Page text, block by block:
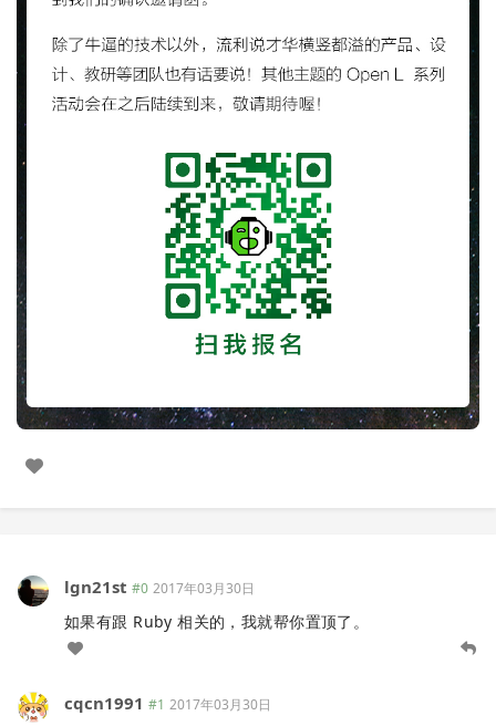
lgn21st #0 2017年03月30日
如果有跟 Ruby 相关的，我就帮你置顶了。
cqcn1991 #1 2017年03月30日